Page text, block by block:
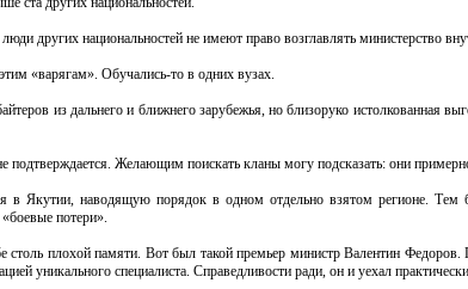
других национальностей не имеют право возглавлять министерство
«варягам». Обучались-то в одних вузах.
из дальнего и ближнего зарубежья, но близоруко истолкованная
подтверждается. Желающим поискать кланы могу подсказать: они
Якутии, наводящую порядок в одном отдельно взятом регионе. Тем
«боевые потери».
плохой памяти. Вот был такой премьер министр Валентин Федоров.
уникального специалиста. Справедливости ради, он и уехал